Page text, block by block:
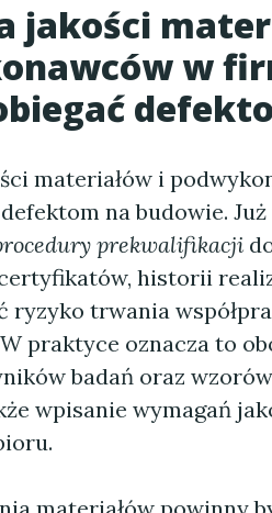
jakości
w
materiałów i
na budowie.
prekwalifikacji
historii
ryzyko trwania
praktyce oznacza to
badań oraz
wpisanie wymagań